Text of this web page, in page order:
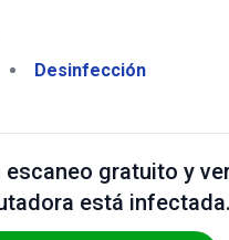
Desinfección
escaneo gratuito y
está infectada.